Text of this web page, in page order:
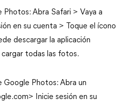
Photos: Abra Safari > Vaya a
en su cuenta > Toque el ícono
descargar la aplicación
todas las fotos.
Google Photos: Abra un
Inicie sesión en su